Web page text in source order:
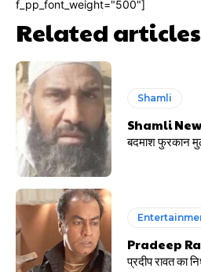
f_pp_font_weight="500"]
Related articles
Shamli
Shamli News:
बदमाश फुरकान
Pradeep
प्रदीप रावत का